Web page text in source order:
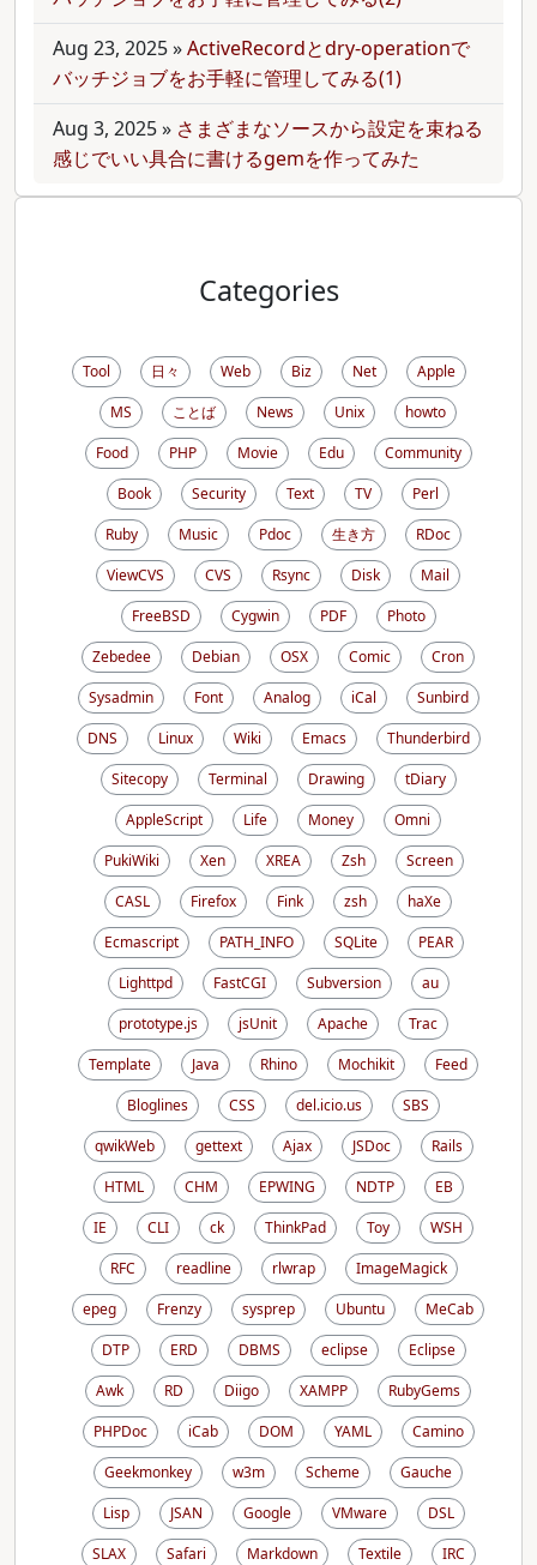
Aug 23, 2025»ActiveRecordとdry-operationで
バッチジョブをお手軽に管理してみる(1)
Aug 3, 2025» さまざまなソースから設定を束ねる
感じでいい具合に書けるgemを作ってみた
Categories
Tool 日々 Web Biz Net
Apple
MS
ことば News Unix
howto
Food
PHP Movie Edu
Community
Book
Security Text TV
Perl
Ruby
Music Pdoc 生き方
RDoc
ViewCVS
CVS Rsync Disk
Mail
FreeBSD
Cygwin PDF
Photo
Zebedee
Debian OSX Comic
Cron
Sysadmin
Font Analog iCal
Sunbird
DNS
Linux Wiki Emacs
Thunderbird
Sitecopy
Terminal Drawing
tDiary
AppleScript
Life Money
Omni
PukiWiki
Xen XREA Zsh
Screen
CASL
Firefox Fink zsh
haXe
Ecmascript
PATH_INFO SQLite
PEAR
Lighttpd
FastCGI Subversion
au
prototype.js
jsUnit Apache
Trac
Template
Java Rhino Mochikit
Feed
Bloglines
CSS del.icio.us
SBS
qwikWeb
gettext Ajax JSDoc
Rails
HTML
CHM EPWING NDTP
EB
IE
CLI ck ThinkPad Toy
WSH
RFC
readline rlwrap
ImageMagick
epeg
Frenzy sysprep Ubuntu
MeCab
DTP
ERD DBMS eclipse
Eclipse
Awk
RD Diigo XAMPP
RubyGems
PHPDoc
iCab DOM YAML
Camino
Geekmonkey
w3m Scheme
Gauche
Lisp
JSAN Google VMware
DSL
SLAX
Safari Markdown Textile
IRC